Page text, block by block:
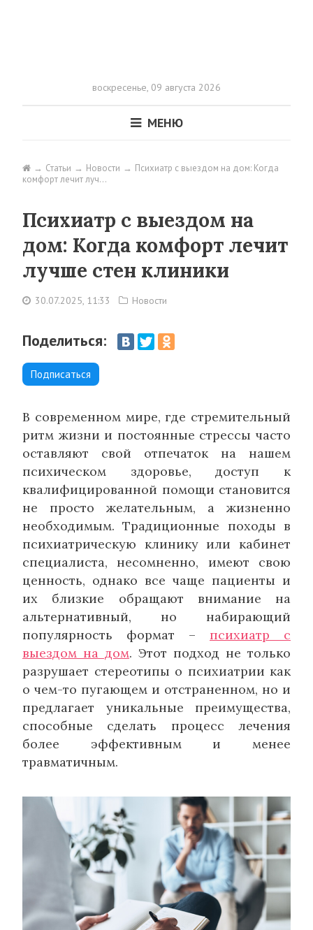
воскресенье, 09 августа 2026
МЕНЮ
Статьи Новости
Психиатр с выездом на дом: Когда
комфорт лечит луч…
Психиатр с выездом на
дом: Когда комфорт лечит
лучше стен клиники
30.07.2025, 11:33 Новости
Поделиться:
Подписаться
В современном мире, где стремительный
ритм жизни и постоянные стрессы часто
оставляют свой отпечаток на нашем
психическом здоровье, доступ к
квалифицированной помощи становится
не просто желательным, а жизненно
необходимым. Традиционные походы в
психиатрическую клинику или кабинет
специалиста, несомненно, имеют свою
ценность, однако все чаще пациенты и
их близкие обращают внимание на
альтернативный, но набирающий
популярность формат – психиатр с
выездом на дом. Этот подход не только
разрушает стереотипы о психиатрии как
о чем-то пугающем и отстраненном, но и
предлагает уникальные преимущества,
способные сделать процесс лечения
более эффективным и менее
травматичным.